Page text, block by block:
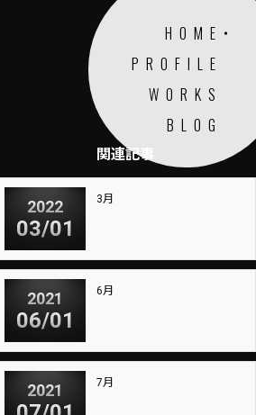
HOME
PROFILE
WORKS
BLOG
関連記事
2022
03/01
3月
2021
06/01
6月
2021 7月